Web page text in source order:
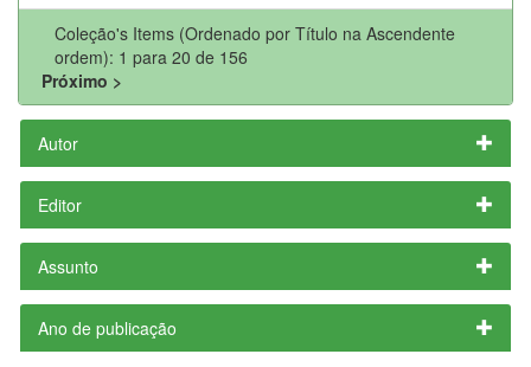
Coleção's Items (Ordenado por Título na Ascendente
ordem): 1 para 20 de 156
Próximo >
Autor
Editor
Assunto
Ano de publicação